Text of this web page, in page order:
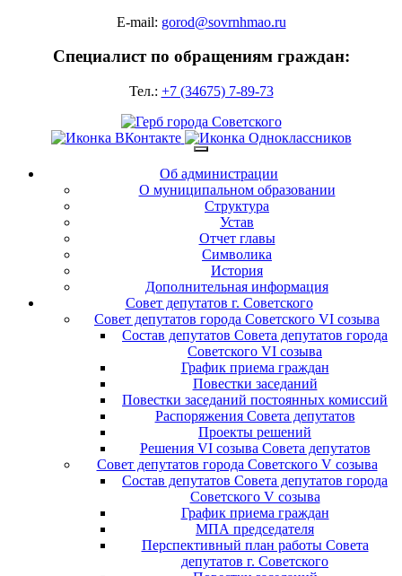
E-mail: gorod@sovrnhmao.ru
Специалист по обращениям граждан:
Тел.: +7 (34675) 7-89-73
Об администрации
О муниципальном образовании
Структура
Устав
Отчет главы
Символика
История
Дополнительная информация
Совет депутатов г. Советского
Совет депутатов города Советского VI созыва
Состав депутатов Совета депутатов города
Советского VI созыва
График приема граждан
Повестки заседаний
Повестки заседаний постоянных комиссий
Распоряжения Совета депутатов
Проекты решений
Решения VI созыва Совета депутатов
Совет депутатов города Советского V созыва
Состав депутатов Совета депутатов города
Советского V созыва
График приема граждан
МПА председателя
Перспективный план работы Совета
депутатов г. Советского